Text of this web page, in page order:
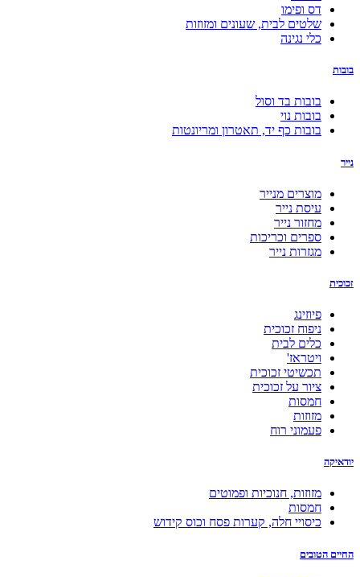
דס ופימו
שלטים לבית, שעונים ומזוזות
כלי נגינה
בובות
בובות בד וסול
בובות נוי
בובות כף יד, תאטרון ומריונטות
נייר
מוצרים מנייר
עיסת נייר
מחזור נייר
ספרים וכריכות
מגזרות נייר
זכוכית
פיוזינג
ניפוח זכוכית
כלים לבית
ויטראז'
תכשיטי זכוכית
ציור על זכוכית
חמסות
מזוזות
פעמוני רוח
יודאיקה
מזוזות, חנוכיות ופמוטים
חמסות
כיסויי חלה, קערות פסח וכוס קידוש
החיים הטובים